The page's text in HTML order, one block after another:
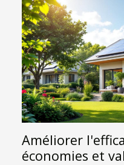
Améliorer
économies et